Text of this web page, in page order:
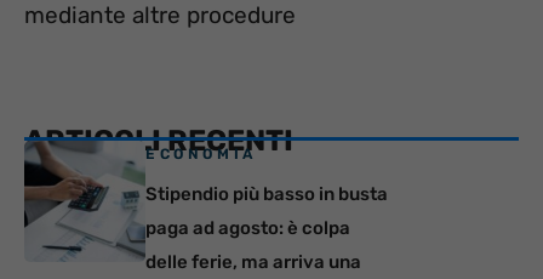
mediante altre procedure
ARTICOLI RECENTI
ECONOMIA
Stipendio più basso in busta
paga ad agosto: è colpa
delle ferie, ma arriva una